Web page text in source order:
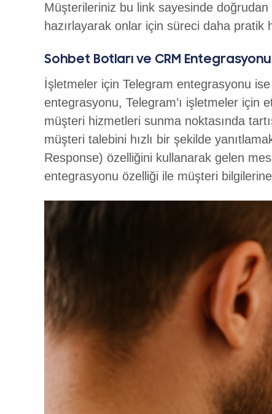
Müşterileriniz bu link sayesinde
hazırlayarak onlar için süreci daha pratik
Sohbet Botları ve CRM Entegrasyonu
İşletmeler için Telegram entegrasyonu
entegrasyonu, Telegram’ı işletmeler için
müşteri hizmetleri sunma noktasında
müşteri talebini hızlı bir şekilde
Response) özelliğini kullanarak gelen
entegrasyonu özelliği ile müşteri